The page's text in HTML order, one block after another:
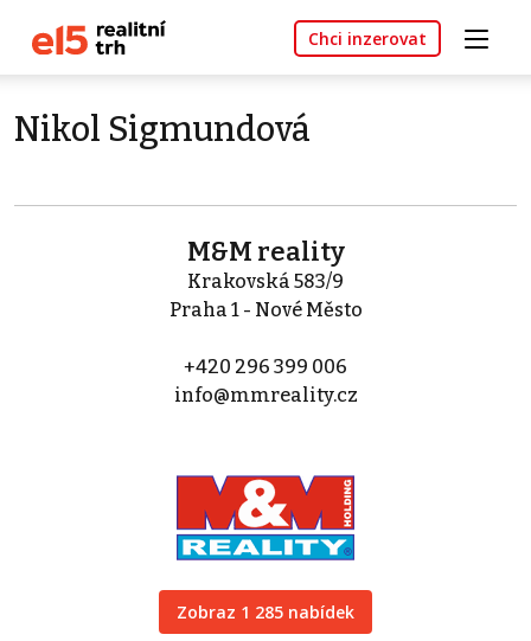
Chci inzerovat
Nikol Sigmundová
M&M reality
Krakovská 583/9
Praha 1 - Nové Město
+420 296 399 006
info@mmreality.cz
Zobraz 1 285 nabídek